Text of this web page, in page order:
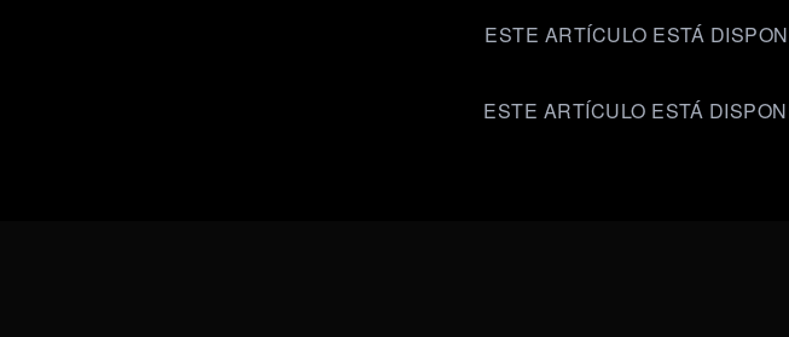
ESTE ARTÍCULO ESTÁ
ESTE ARTÍCULO ESTÁ